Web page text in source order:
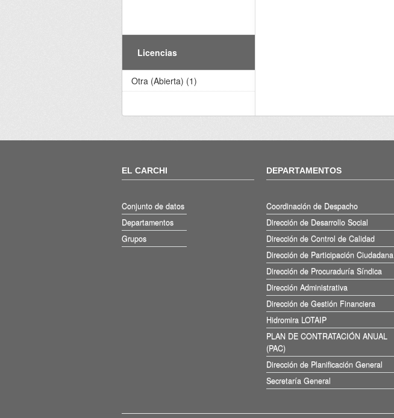
Licencias
Otra (Abierta) (1)
EL CARCHI
Conjunto de datos
Departamentos
Grupos
DEPARTAMENTOS
Coordinación de Despacho
Dirección de Desarrollo Social
Dirección de Control de Calidad
Dirección de Participación Ciudadana
Dirección de Procuraduría Síndica
Dirección Administrativa
Dirección de Gestión Financiera
Hidromira LOTAIP
PLAN DE CONTRATACIÓN ANUAL
(PAC)
Dirección de Planificación General
Secretaría General